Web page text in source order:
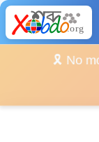
🎗️ No